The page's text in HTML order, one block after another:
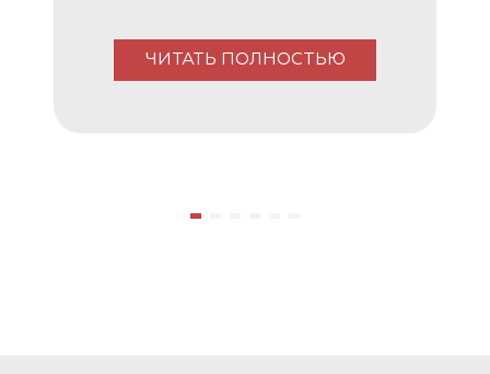
ЧИТАТЬ ПОЛНОСТЬЮ